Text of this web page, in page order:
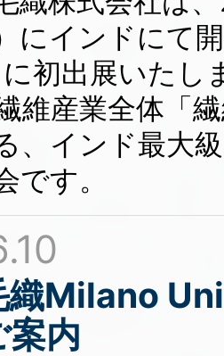
にインドにて
初出展いたし
維産業全体「
、インド最大
です。
織Milano
案内